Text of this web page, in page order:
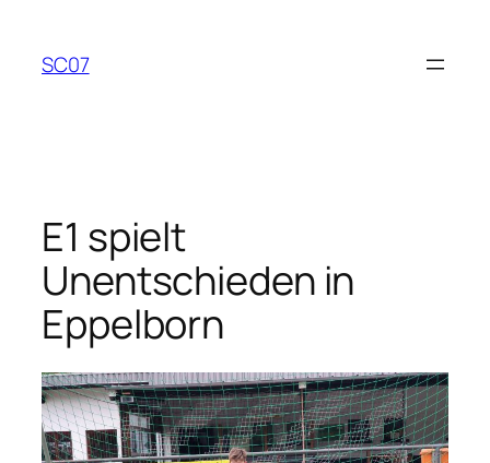
springen
SC07
E1 spielt
Unentschieden in
Eppelborn